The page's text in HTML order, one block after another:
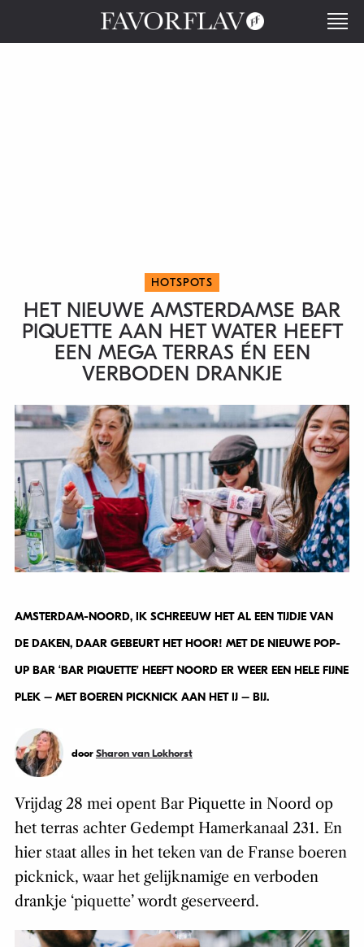
HOTSPOTS
HET NIEUWE AMSTERDAMSE BAR
PIQUETTE AAN HET WATER HEEFT
EEN MEGA TERRAS ÉN EEN
VERBODEN DRANKJE
AMSTERDAM-NOORD, IK SCHREEUW HET AL EEN TIJDJE VAN
DE DAKEN, DAAR GEBEURT HET HOOR! MET DE NIEUWE POP-
UP BAR ‘BAR PIQUETTE’ HEEFT NOORD ER WEER EEN HELE FIJNE
PLEK – MET BOEREN PICKNICK AAN HET IJ – BIJ.
door Sharon van Lokhorst
Vrijdag 28 mei opent Bar Piquette in Noord op
het terras achter Gedempt Hamerkanaal 231. En
hier staat alles in het teken van de Franse boeren
picknick, waar het gelijknamige en verboden
drankje ‘piquette’ wordt geserveerd.